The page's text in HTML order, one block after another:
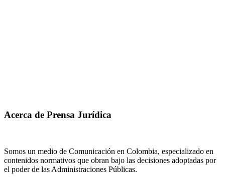
Acerca de Prensa Jurídica
Somos un medio de Comunicación en Colombia, especializado en
contenidos normativos que obran bajo las decisiones adoptadas por
el poder de las Administraciones Públicas.